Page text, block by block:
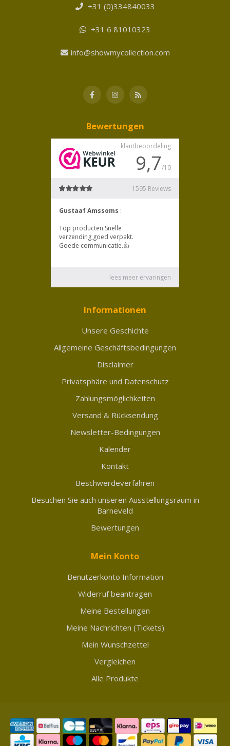
+31 (0)334840033
+31 6 81010323
info@showmycollection.com
Bewertungen
Informationen
Unsere Geschichte
Allgemeine Geschäftsbedingungen
Disclaimer
Privatsphäre und Datenschutz
Zahlungsmöglichkeiten
Versand & Rücksendung
Newsletter-Bedingungen
Kalender
Kontakt
Beschwerdeverfahren
Besuchen Sie auch unseren Ausstellungsraum in
Barneveld
Bewertungen
Mein Konto
Benutzerkonto Information
Widerruf beantragen
Meine Bestellungen
Meine Nachrichten (Tickets)
Mein Wunschzettel
Vergleichen
Alle Produkte